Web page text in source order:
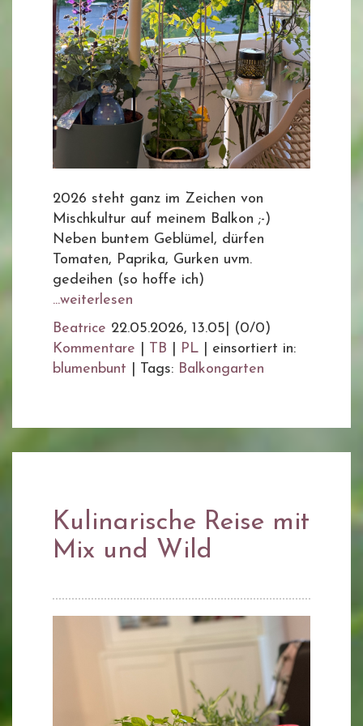
2026 steht ganz im Zeichen von
Mischkultur auf meinem Balkon ;-)
Neben buntem Geblümel, dürfen
Tomaten, Paprika, Gurken uvm.
gedeihen (so hoffe ich)
...weiterlesen
Beatrice 22.05.2026, 13.05
(0/0)
Kommentare
TB PL
einsortiert in:
blumenbunt
Tags: Balkongarten
Kulinarische Reise mit
Mix und Wild